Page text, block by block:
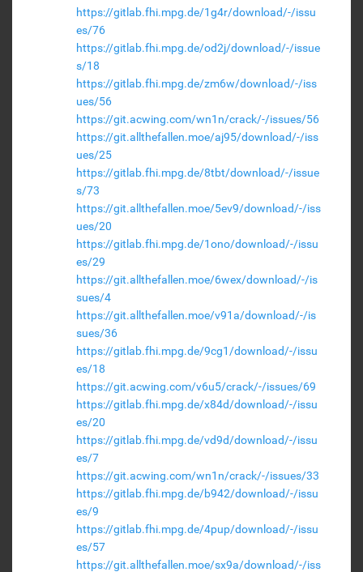
https://gitlab.fhi.mpg.de/1g4r/download/-/issu
es/76
https://gitlab.fhi.mpg.de/od2j/download/-/issue
s/18
https://gitlab.fhi.mpg.de/zm6w/download/-/iss
ues/56
https://git.acwing.com/wn1n/crack/-/issues/56
https://git.allthefallen.moe/aj95/download/-/iss
ues/25
https://gitlab.fhi.mpg.de/8tbt/download/-/issue
s/73
https://git.allthefallen.moe/5ev9/download/-/iss
ues/20
https://gitlab.fhi.mpg.de/1ono/download/-/issu
es/29
https://git.allthefallen.moe/6wex/download/-/is
sues/4
https://git.allthefallen.moe/v91a/download/-/is
sues/36
https://gitlab.fhi.mpg.de/9cg1/download/-/issu
es/18
https://git.acwing.com/v6u5/crack/-/issues/69
https://gitlab.fhi.mpg.de/x84d/download/-/issu
es/20
https://gitlab.fhi.mpg.de/vd9d/download/-/issu
es/7
https://git.acwing.com/wn1n/crack/-/issues/33
https://gitlab.fhi.mpg.de/b942/download/-/issu
es/9
https://gitlab.fhi.mpg.de/4pup/download/-/issu
es/57
https://git.allthefallen.moe/sx9a/download/-/iss